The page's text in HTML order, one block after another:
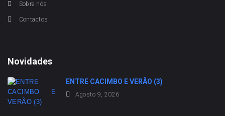
Sobre nós
Contactos
Novidades
ENTRE CACIMBO E VERÃO (3)
Agosto 9, 2026